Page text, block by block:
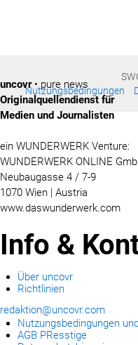
Nutzungsbedingungen
uncovr• pure news
Originalquellendienst für
Medien und Journalisten
ein WUNDERWERK Venture:
WUNDERWERK ONLINE
Neubaugasse 4 / 7-9
1070 Wien | Austria
www.daswunderwerk.com
Info &
Über uncovr
Richtlinien
redaktion@uncovr.com
Nutzungsbedingungen
AGB PResstige